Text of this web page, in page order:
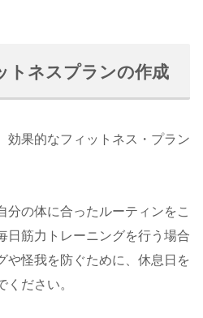
トネスプランの作成
効果的なフィットネス・プラン
分の体に合ったルーティンをこ
日筋力トレーニングを行う場合
や怪我を防ぐために、休息日を
ください。